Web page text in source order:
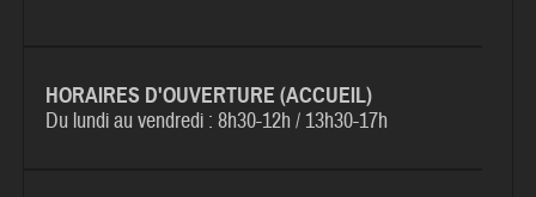
HORAIRES D'OUVERTURE (ACCUEIL)
Du lundi au vendredi :8h30-12h / 13h30-17h